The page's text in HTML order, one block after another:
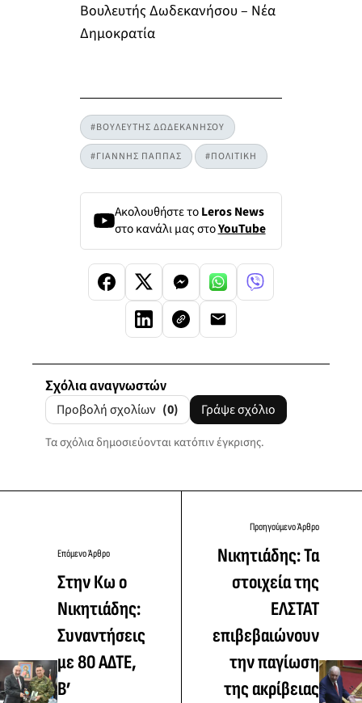
Βουλευτής Δωδεκανήσου – Νέα
Δημοκρατία
#ΒΟΥΛΕΥΤΗΣ ΔΩΔΕΚΑΝΗΣΟΥ
#ΓΙΑΝΝΗΣ ΠΑΠΠΑΣ #ΠΟΛΙΤΙΚΗ
Ακολουθήστε τοLeros News
στο κανάλι μας στοYouTube
Σχόλια αναγνωστών
Προβολή σχολίων (0) Γράψε σχόλιο
Τα σχόλια δημοσιεύονται κατόπιν έγκρισης.
Επόμενο Άρθρο
Στην Κω ο
Νικητιάδης:
Συναντήσεις
με 80 ΑΔΤΕ,
Β’
Προηγούμενο Άρθρο
Νικητιάδης: Τα
στοιχεία της
ΕΛΣΤΑΤ
επιβεβαιώνουν
την παγίωση
της ακρίβειας